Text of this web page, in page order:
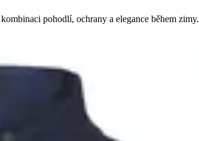
pohodlí, ochrany a elegance během zimy.